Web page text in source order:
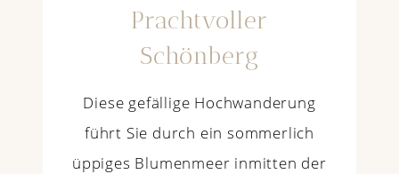
Prachtvoller
Schönberg
Diese gefällige Hochwanderung
führt Sie durch ein sommerlich
üppiges Blumenmeer inmitten der